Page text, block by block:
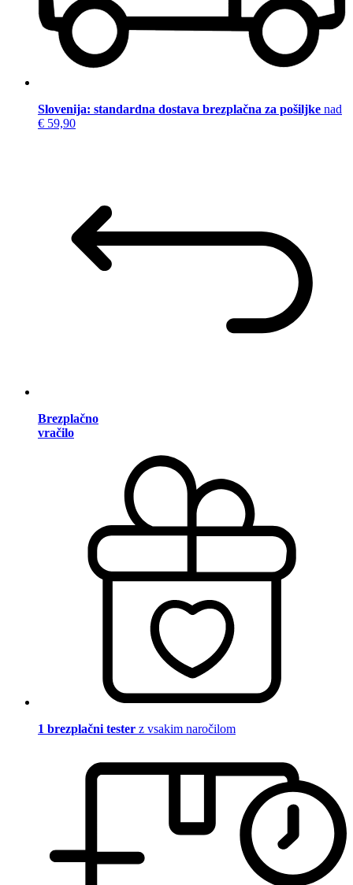
Slovenija: standardna dostava brezplačna za pošiljke nad
€ 59,90
Brezplačno
vračilo
1 brezplačni tester z vsakim naročilom